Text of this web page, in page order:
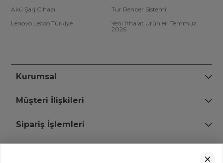
Akü Şarj Cihazı
Tur Rehber Sistemi
Lenovo Lecoo Türkiye
Yeni İthalat Ürünleri Temmuz
2026
Kurumsal
Müşteri İlişkileri
Sipariş İşlemleri